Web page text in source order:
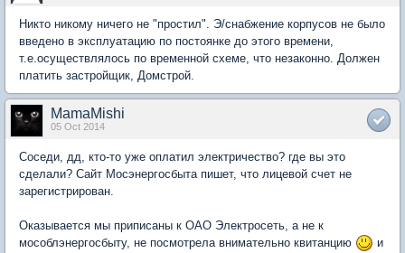
Никто никому ничего не "простил". Э/снабжение корпусов не было
введено в эксплуатацию по постоянке до этого времени,
т.е.осуществлялось по временной схеме, что незаконно. Должен
платить застройщик, Домстрой.
MamaMishi
05 Oct 2014
Соседи, дд, кто-то уже оплатил электричество? где вы это
сделали? Сайт Мосэнергосбыта пишет, что лицевой счет не
зарегистрирован.
Оказывается мы приписаны к ОАО Электросеть, а не к
мособлэнергосбыту, не посмотрела внимательно квитанцию
и